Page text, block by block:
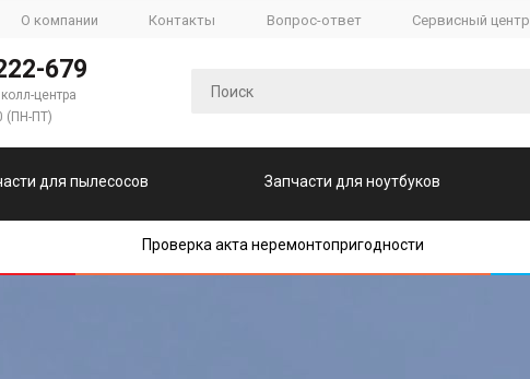
О компании Контакты Вопрос-ответ Сервисный центр
679
центра
(ПН-ПТ)
для пылесосов Запчасти для ноутбуков
Проверка акта неремонтопригодности